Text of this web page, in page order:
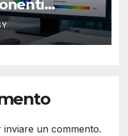
in 3D
inviare un commento.